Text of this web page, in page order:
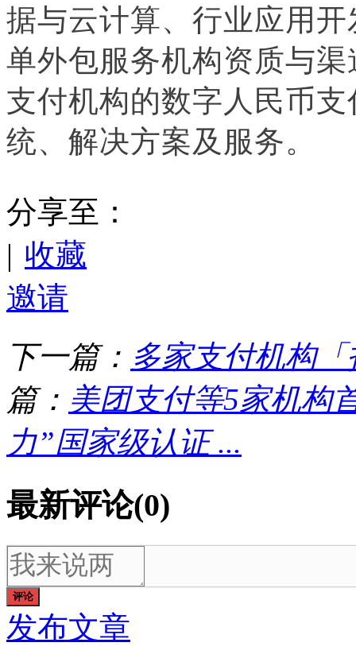
据与云计算、行业应用
单外包服务机构资质与
支付机构的数字人民币
统、解决方案及服务。
分享至：
| 收藏
邀请
下一篇： 多家支付机构
篇： 美团支付等5家机构
力”国家级认证 ...
最新评论(0)
评论
发布文章